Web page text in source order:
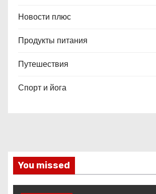
Новости плюс
Продукты питания
Путешествия
Спорт и йога
You missed